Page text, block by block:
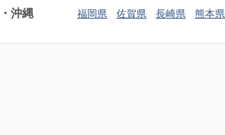
沖縄 福岡県 佐賀県 長崎県 熊本県